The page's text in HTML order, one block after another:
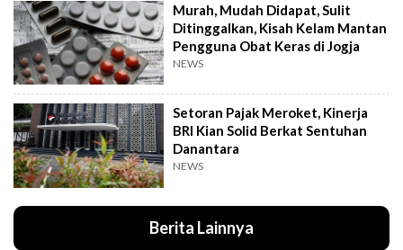
Murah, Mudah Didapat, Sulit
Ditinggalkan, Kisah Kelam Mantan
Pengguna Obat Keras di Jogja
NEWS
Setoran Pajak Meroket, Kinerja
BRI Kian Solid Berkat Sentuhan
Danantara
NEWS
Berita Lainnya